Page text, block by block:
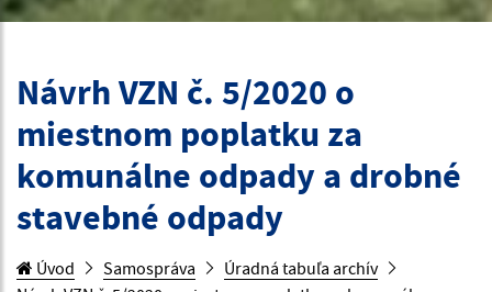
Návrh VZN č. 5/2020 o
miestnom poplatku za
komunálne odpady a drobné
stavebné odpady
Úvod Samospráva
Úradná tabuľa archív